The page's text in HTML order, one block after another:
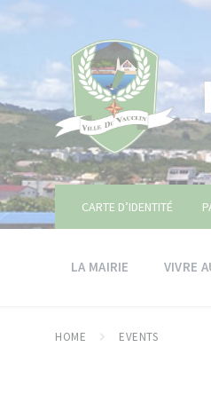
CARTE D’IDENTITÉ
LA MAIRIE VIVRE
HOME EVENTS